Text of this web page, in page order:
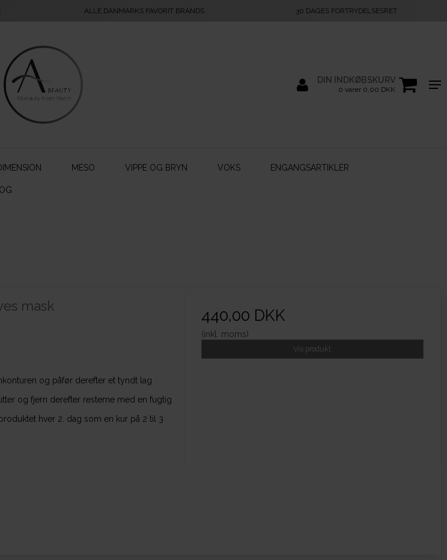
ALLE DANMARKS FAVORIT BRANDS 30 DAGES FORTRYDELSESRET
DIN INDKØBSKURV
0 varer 0,00 DKK
MESO VIPPE OG BRYN VOKS ENGANGSARTIKLER
mask
og påfør derefter et tyndt lag
og fjern derefter resterne med en fugtig
hver 2. dag som en kur på 2 til 3
440,00 DKK
(inkl. moms)
Vis produkt